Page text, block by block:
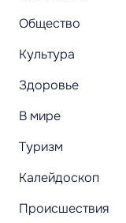
Общество
Культура
Здоровье
В мире
Туризм
Калейдоскоп
Происшествия